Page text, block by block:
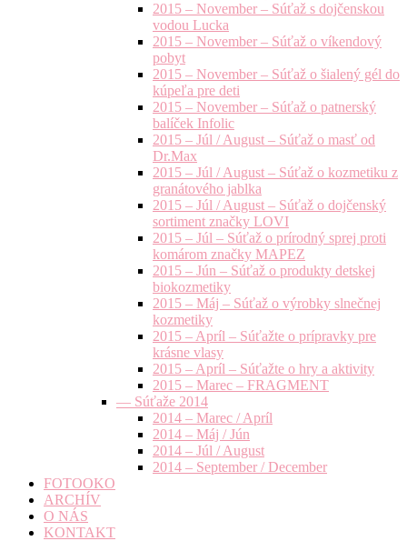
2015 – November – Súťaž s dojčenskou
vodou Lucka
2015 – November – Súťaž o víkendový
pobyt
2015 – November – Súťaž o šialený gél do
kúpeľa pre deti
2015 – November – Súťaž o patnerský
balíček Infolic
2015 – Júl / August – Súťaž o masť od
Dr.Max
2015 – Júl / August – Súťaž o kozmetiku z
granátového jablka
2015 – Júl / August – Súťaž o dojčenský
sortiment značky LOVI
2015 – Júl – Súťaž o prírodný sprej proti
komárom značky MAPEZ
2015 – Jún – Súťaž o produkty detskej
biokozmetiky
2015 – Máj – Súťaž o výrobky slnečnej
kozmetiky
2015 – Apríl – Súťažte o prípravky pre
krásne vlasy
2015 – Apríl – Súťažte o hry a aktivity
2015 – Marec – FRAGMENT
— Súťaže 2014
2014 – Marec / Apríl
2014 – Máj / Jún
2014 – Júl / August
2014 – September / December
FOTOOKO
ARCHÍV
O NÁS
KONTAKT